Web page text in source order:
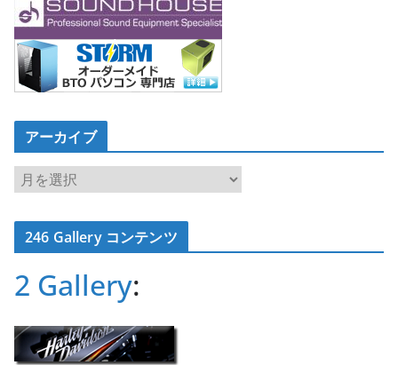
アーカイブ
ア
ー
カ
イ246 Gallery コンテンツ
2 Gallery: